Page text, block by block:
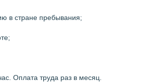
в стране пребывания;
Оплата труда раз в месяц.